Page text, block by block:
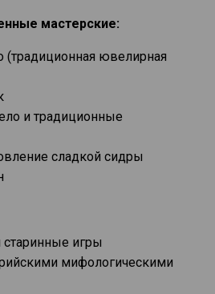
мастерские:
ювелирная
и традиционные
сладкой сидры
игры
мифологическими